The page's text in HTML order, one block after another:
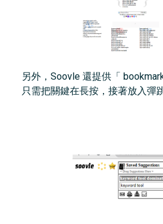
另外，Soovle 還提供「
只需把關鍵在長按，接著放入彈